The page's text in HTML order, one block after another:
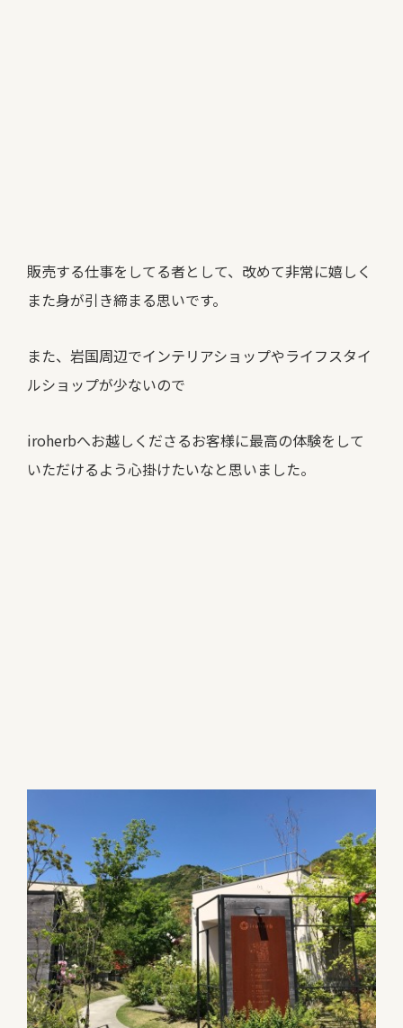
販売する仕事をしてる者として、改めて非常に嬉しく
また身が引き締まる思いです。
また、岩国周辺でインテリアショップやライフスタイ
ルショップが少ないので
iroherbへお越しくださるお客様に最高の体験をして
いただけるよう心掛けたいなと思いました。